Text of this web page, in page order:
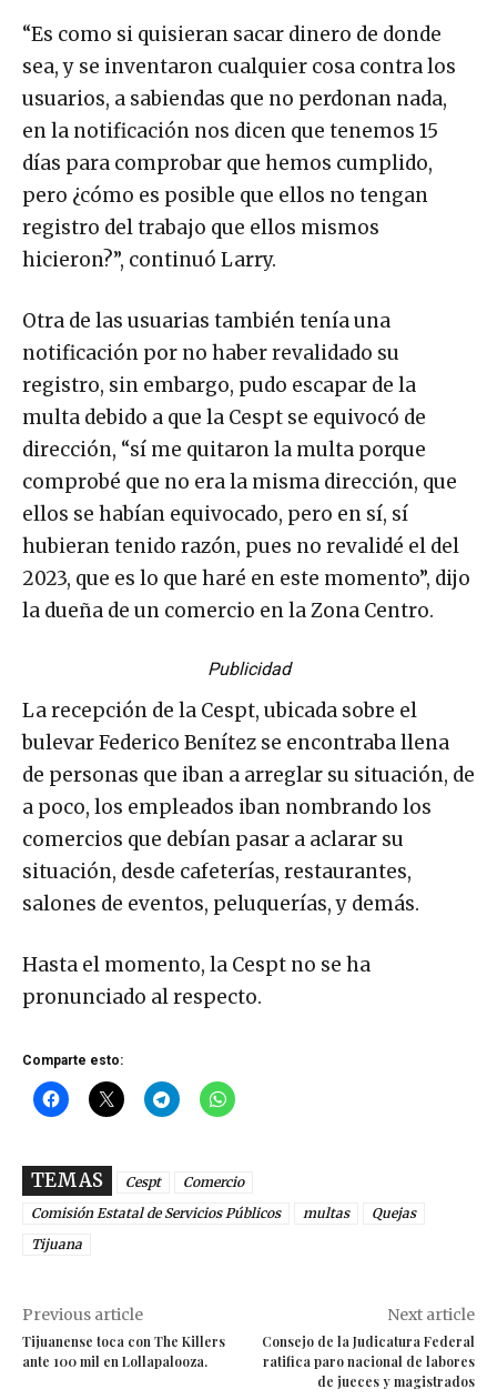
“Es como si quisieran sacar dinero de donde
sea, y se inventaron cualquier cosa contra los
usuarios, a sabiendas que no perdonan nada,
en la notificación nos dicen que tenemos 15
días para comprobar que hemos cumplido,
pero ¿cómo es posible que ellos no tengan
registro del trabajo que ellos mismos
hicieron?”, continuó Larry.
Otra de las usuarias también tenía una
notificación por no haber revalidado su
registro, sin embargo, pudo escapar de la
multa debido a que la Cespt se equivocó de
dirección, “sí me quitaron la multa porque
comprobé que no era la misma dirección, que
ellos se habían equivocado, pero en sí, sí
hubieran tenido razón, pues no revalidé el del
2023, que es lo que haré en este momento”, dijo
la dueña de un comercio en la Zona Centro.
Publicidad
La recepción de la Cespt, ubicada sobre el
bulevar Federico Benítez se encontraba llena
de personas que iban a arreglar su situación, de
a poco, los empleados iban nombrando los
comercios que debían pasar a aclarar su
situación, desde cafeterías, restaurantes,
salones de eventos, peluquerías, y demás.
Hasta el momento, la Cespt no se ha
pronunciado al respecto.
Comparte esto:
TEMAS Cespt
Comercio
Comisión Estatal de Servicios Públicos
multas
Quejas
Tijuana
Previous article
Tijuanense toca con The Killers
ante 100 mil en Lollapalooza.
Next article
Consejo de la Judicatura Federal
ratifica paro nacional de labores
de jueces y magistrados